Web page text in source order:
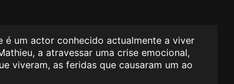
é um actor conhecido actualmente a viver
a atravessar uma crise emocional,
viveram, as feridas que causaram um ao